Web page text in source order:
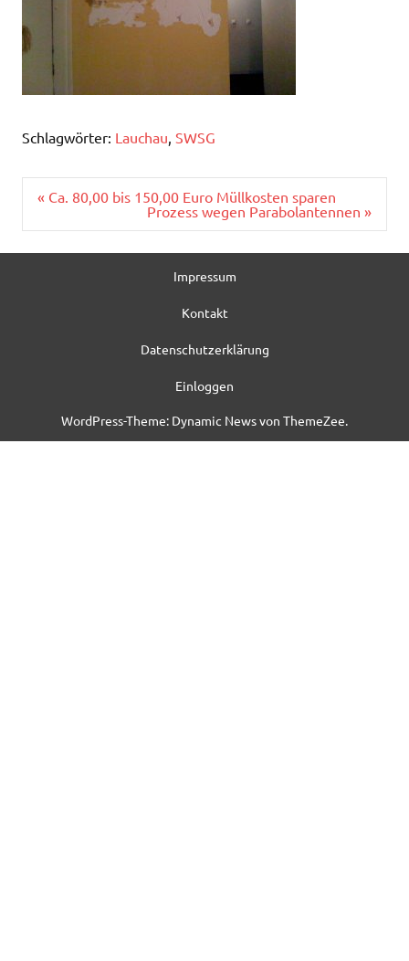
Schlagwörter: Lauchau SWSG
Beitragsnavigation
« Ca. 80,00 bis 150,00 Euro Müllkosten sparen
Prozess wegen Parabolantennen »
Impressum
Kontakt
Datenschutzerklärung
Einloggen
WordPress-Theme: Dynamic News von ThemeZee.